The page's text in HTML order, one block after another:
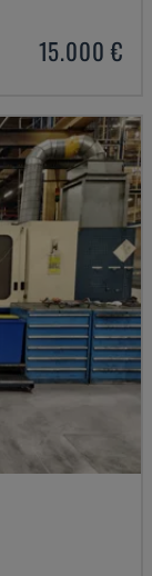
15.000 €